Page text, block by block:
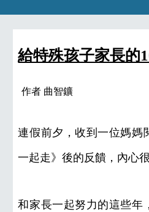
給特殊孩子家長的
作者 曲智鑛
連假前夕，收到一位媽媽
一起走》後的反饋，內心很
和家長一起努力的這些年